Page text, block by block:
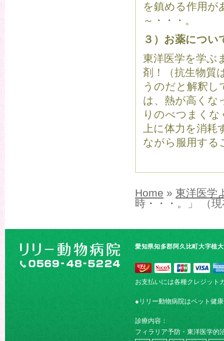
を鎮める作用が
～・・・。
３）お薬につい
東洋医学を学ぶ
剤！（抗生物質
うのだと解釈
は、熱が高くな
りのべつまくな
上に体力を消耗
ながら服用する
Home » 東洋医学
時・・・。」 （
愛知県知多郡阿久比町大字植
お支払いには各種クレジット
●リリー動物病院はペット健
診療内容：
フィラリア予防・東洋医学的